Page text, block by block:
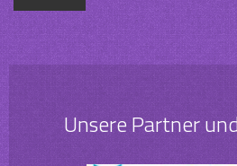
Unsere Partner